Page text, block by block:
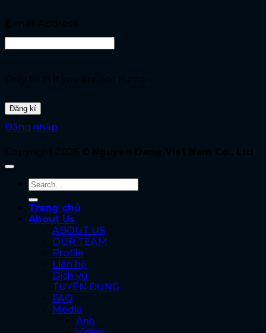
Đăng nhập
Trang chủ
About Us
ABOUT US
OUR TEAM
Profile
Liên hệ
Dịch vụ
TUYỂN DỤNG
FAQ
Media
Ảnh